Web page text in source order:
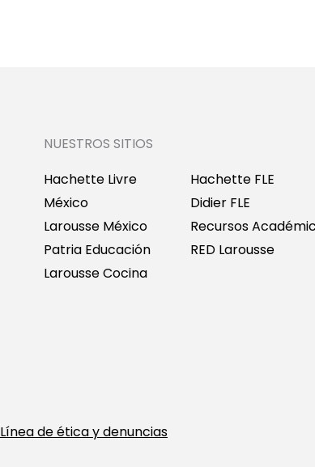
NUESTROS SITIOS
Hachette Livre
México
Larousse México
Patria Educación
Larousse Cocina
Hachette FLE
Didier FLE
Recursos
RED Larousse
Línea de ética y denuncias